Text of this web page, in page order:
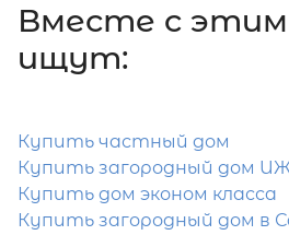
Вместе c
ищут:
Купить частный дом
Купить загородный дом
Купить дом эконом класса
Купить загородный дом в